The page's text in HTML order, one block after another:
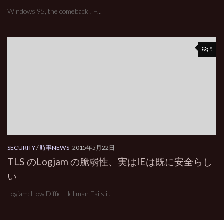
Windows 95, the comeback ! –...
5
SECURITY/時事NEWS 2015年5月22日
TLS のLogjam の脆弱性、実はIEは既に安全らし
い
Logjam: How Diffie-Hellman Fails i...